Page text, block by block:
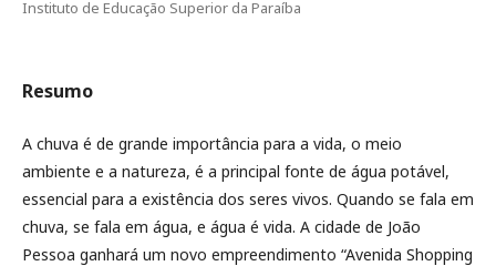
Instituto de Educação Superior da Paraíba
Resumo
A chuva é de grande importância para a vida, o meio
ambiente e a natureza, é a principal fonte de água potável,
essencial para a existência dos seres vivos. Quando se fala em
chuva, se fala em água, e água é vida. A cidade de João
Pessoa ganhará um novo empreendimento “Avenida Shopping